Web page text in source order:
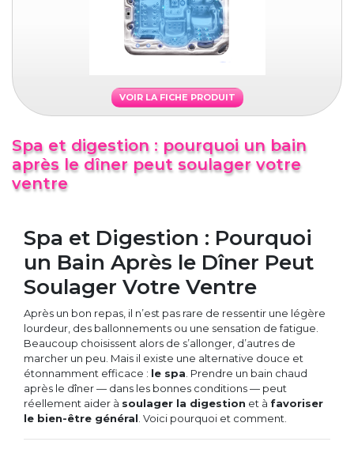
VOIR LA FICHE PRODUIT
Spa et digestion : pourquoi un bain
après le dîner peut soulager votre
ventre
Spa et Digestion : Pourquoi
un Bain Après le Dîner Peut
Soulager Votre Ventre
Après un bon repas, il n’est pas rare de ressentir une légère
lourdeur, des ballonnements ou une sensation de fatigue.
Beaucoup choisissent alors de s’allonger, d’autres de
marcher un peu. Mais il existe une alternative douce et
étonnamment efficace : le spa . Prendre un bain chaud
après le dîner — dans les bonnes conditions — peut
réellement aider à soulager la digestion et à favoriser
le bien-être général . Voici pourquoi et comment.